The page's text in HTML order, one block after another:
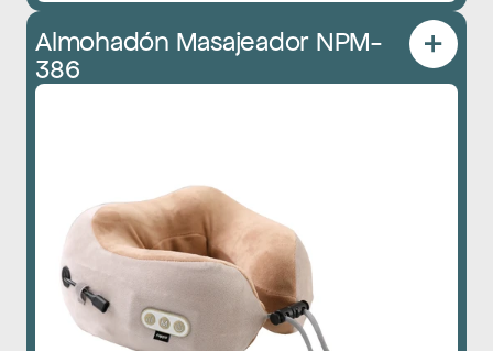
Almohadón Masajeador NPM-
386